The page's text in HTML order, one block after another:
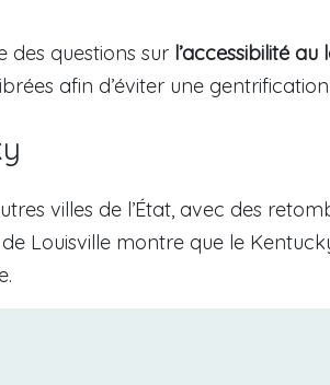
des questions sur l’accessibilité
afin d’éviter une gentrification
villes de l’État, avec des
Louisville montre que le